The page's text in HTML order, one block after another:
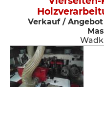
Verkauf /